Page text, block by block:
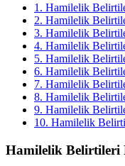
1. Hamilelik
2. Hamilelik
3. Hamilelik
4. Hamilelik
5. Hamilelik
6. Hamilelik
7. Hamilelik
8. Hamilelik
9. Hamilelik
10. Hamilelik
Hamilelik Belirtileri